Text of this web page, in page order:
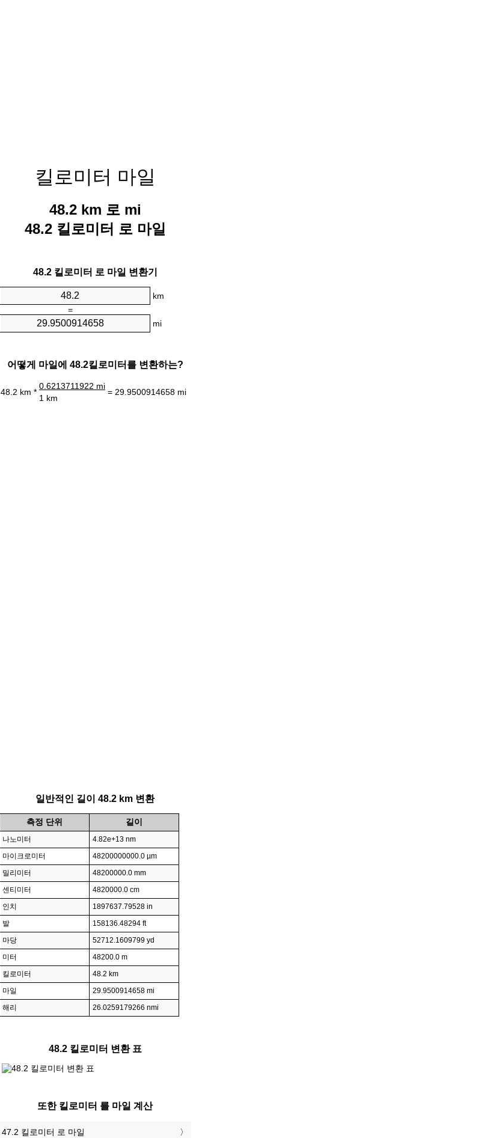
킬로미터 마일
48.2 km 로 mi
48.2 킬로미터 로 마일
48.2 킬로미터 로 마일 변환기
km
=
mi
어떻게 마일에 48.2킬로미터를 변환하는?
48.2 km *
0.6213711922 mi
= 29.9500914658 mi
1 km
일반적인 길이 48.2 km 변환
측정 단위 길이
나노미터
4.82e+13 nm
마이크로미터
48200000000.0 µm
밀리미터
48200000.0 mm
센티미터
4820000.0 cm
인치
1897637.79528 in
발
158136.48294 ft
마당
52712.1609799 yd
미터
48200.0 m
킬로미터
48.2 km
마일
29.9500914658 mi
해리
26.0259179266 nmi
48.2 킬로미터 변환 표
또한 킬로미터 를 마일 계산
47.2 킬로미터 로 마일